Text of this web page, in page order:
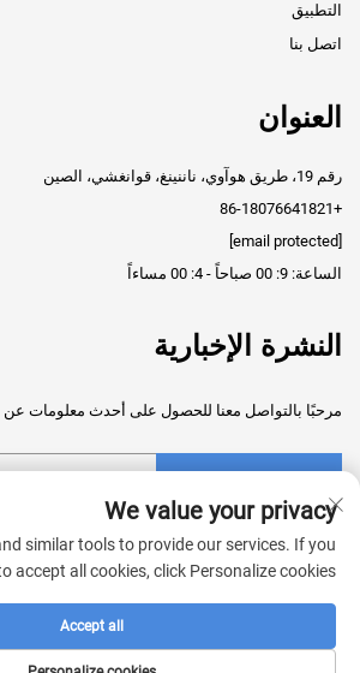
التطبيق
اتصل بنا
العنوان
رقم 19، طريق هوآوي، ناننينغ، قوانغشي، الصين
+86-18076641821
الساعة: 9: 00 صباحاً - 4: 00 مساءاً
النشرة الإخبارية
مرحبًا بالتواصل معنا للحصول على أحدث معلومات عن
حقوق النشر © 2025 شركة قوانغشي
في الصين. جميع الحقوق محفوظة. -
We value your privacy
similar tools to provide our services. If you
accept all cookies, click Personalize cookies.
Accept all